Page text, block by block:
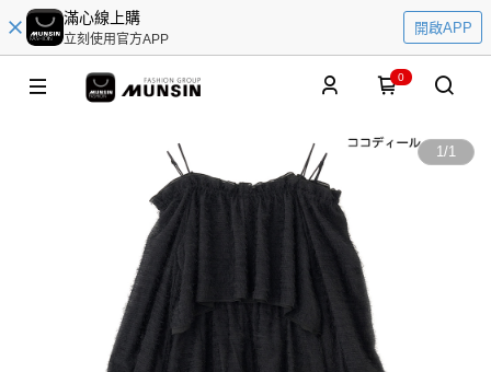
滿心線上購
立刻使用官方APP
開啟APP
0
1/1